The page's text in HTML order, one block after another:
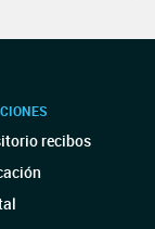
recibos